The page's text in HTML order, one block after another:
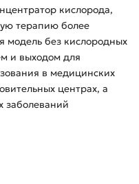
кислорода,
терапию более
модель без кислородных
и выходом для
в медицинских
центрах, а
заболеваний